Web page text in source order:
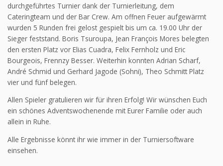
durchgeführtes Turnier dank der Turnierleitung, dem
Cateringteam und der Bar Crew. Am offnen Feuer aufgewärmt
wurden 5 Runden frei gelost gespielt bis um ca. 19.00 Uhr der
Sieger feststand. Boris Tsuroupa, Jean François Mores belegten
den ersten Platz vor Elias Cuadra, Felix Fernholz und Eric
Bourgeois, Frennzy Besser. Weiterhin konnten Adrian Scharf,
André Schmid und Gerhard Jagode (Sohni), Theo Schmitt Platz
vier und fünf belegen.
Allen Spieler gratulieren wir für ihren Erfolg! Wir wünschen Euch
ein schönes Adventswochenende mit Eurer Familie oder auch
allein in Ruhe.
Alle Ergebnisse könnt ihr wie immer in der Turniersoftware
einsehen.